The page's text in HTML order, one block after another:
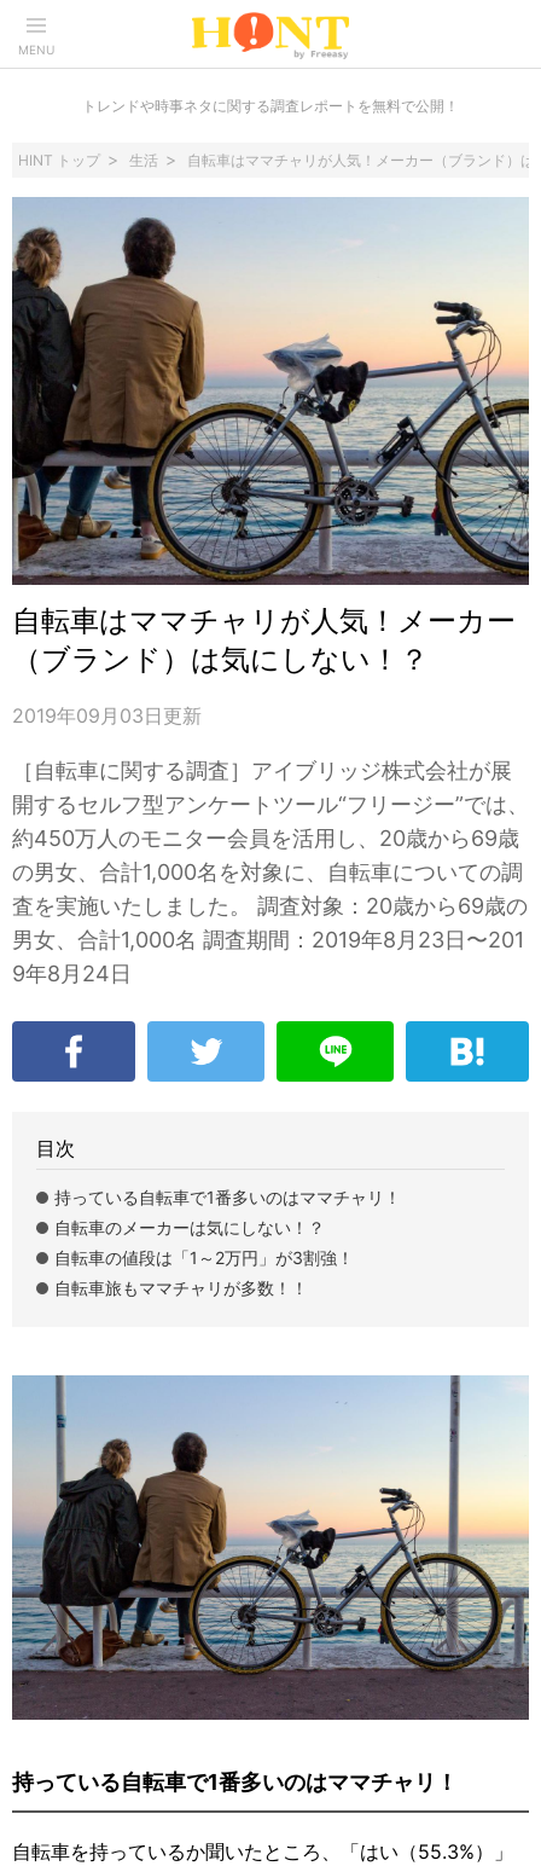
MENU
トレンドや時事ネタに関する調査レポートを無料で公開！
HINT トップ 生活 自転車はママチャリが人気！メーカー（ブランド）は
自転車はママチャリが人気！メーカー
（ブランド）は気にしない！？
2019年09月03日 更新
［自転車に関する調査］アイブリッジ株式会社が展
開するセルフ型アンケートツール“フリージー”では、
約450万人のモニター会員を活用し、20歳から69歳
の男女、合計1,000名を対象に、自転車についての調
査を実施いたしました。 調査対象：20歳から69歳の
男女、合計1,000名 調査期間：2019年8月23日〜201
9年8月24日
目次
持っている自転車で1番多いのはママチャリ！
自転車のメーカーは気にしない！？
自転車の値段は「1～2万円」が3割強！
自転車旅もママチャリが多数！！
持っている自転車で1番多いのはママチャリ！
自転車を持っているか聞いたところ、「はい（55.3%）」